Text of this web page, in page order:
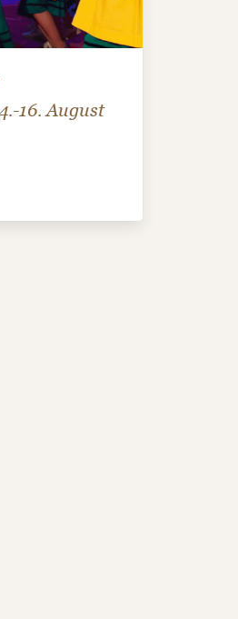
16. August